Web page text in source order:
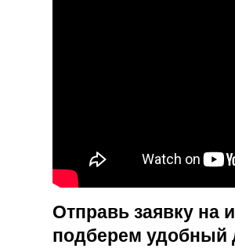
Отправь заявку на
подберем удобный